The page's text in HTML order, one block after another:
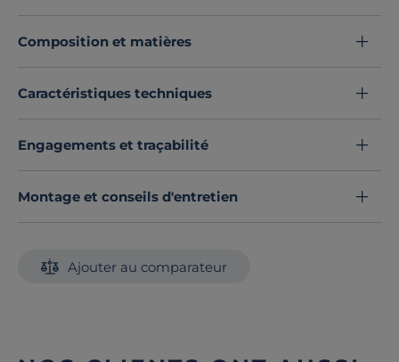
Composition et matières
Caractéristiques techniques
Engagements et traçabilité
Montage et conseils d'entretien
Ajouter au comparateur